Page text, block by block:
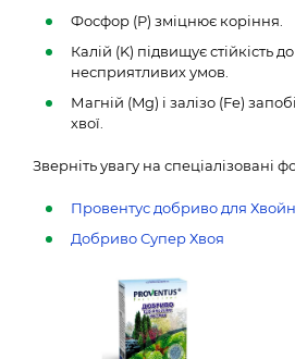
Фосфор (P) зміцнює коріння.
Калій (K) підвищує стійкість
несприятливих умов.
Магній (Mg) і залізо (Fe)
хвої.
Зверніть увагу на спеціалізовані
Провентус добриво для
Добриво Супер Хвоя